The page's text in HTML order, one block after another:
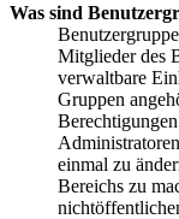
Was sind
Mitglieder des
verwaltbare
Gruppen
einmal zu
Bereichs zu